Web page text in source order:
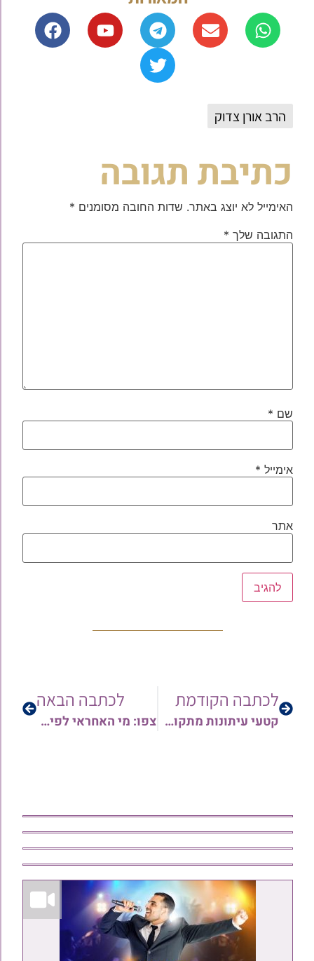
הרב אורן צדוק
כתיבת תגובה
האימייל לא יוצג באתר. שדות החובה מסומנים *
התגובה שלך *
שם *
אימייל *
אתר
לכתבה הקודמת
קטעי עיתונות מתקופת העליה: מעצר יהודים על מחאתם – דברי בלע ונאצה על ידי שוטרי המדינה
לכתבה הבאה
צפו: מי האחראי לפילוג בעם? ומה התרופה לכך? | מסר מאלף